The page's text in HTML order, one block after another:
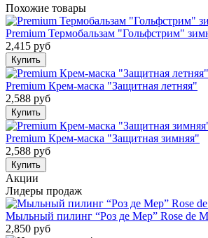
Похожие товары
Premium Термобальзам "Гольфстрим"
2,415 руб
Premium Крем-маска "Защитная летняя"
2,588 руб
Premium Крем-маска "Защитная зимняя"
2,588 руб
Акции
Лидеры продаж
Мыльный пилинг “Роз де Мер” Rose de
2,850 руб